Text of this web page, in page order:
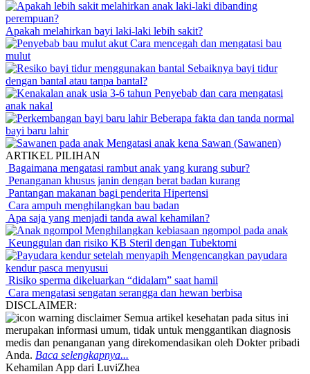
Apakah melahirkan bayi laki-laki lebih sakit?
Cara mencegah dan mengatasi bau
mulut
Sebaiknya bayi tidur
dengan bantal atau tanpa bantal?
Penyebab dan cara mengatasi
anak nakal
Beberapa fakta dan tanda normal
bayi baru lahir
Mengatasi anak kena Sawan (Sawanen)
ARTIKEL PILIHAN
Bagaimana mengatasi rambut anak yang kurang subur?
Penanganan khusus janin dengan berat badan kurang
Pantangan makanan bagi penderita Hipertensi
Cara ampuh menghilangkan bau badan
Apa saja yang menjadi tanda awal kehamilan?
Menghilangkan kebiasaan ngompol pada anak
Keunggulan dan risiko KB Steril dengan Tubektomi
Mengencangkan payudara
kendur pasca menyusui
Risiko sperma dikeluarkan “didalam” saat hamil
Cara mengatasi sengatan serangga dan hewan berbisa
DISCLAIMER:
Semua artikel kesehatan pada situs ini
merupakan informasi umum, tidak untuk menggantikan diagnosis
medis dan penanganan yang direkomendasikan oleh Dokter pribadi
Anda. Baca selengkapnya...
Kehamilan App dari LuviZhea